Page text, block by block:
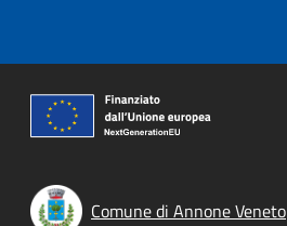
Comune di Annone Veneto